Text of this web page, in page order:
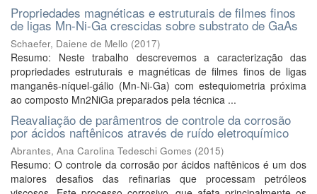
Propriedades magnéticas e estruturais de filmes finos
de ligas Mn-Ni-Ga crescidas sobre substrato de GaAs
Schaefer, Daiene de Mello (2017)
Resumo: Neste trabalho descrevemos a caracterização das
propriedades estruturais e magnéticas de filmes finos de ligas
manganês-níquel-gálio (Mn-Ni-Ga) com estequiometria próxima
ao composto Mn2NiGa preparados pela técnica ...
Reavaliação de parâmentros de controle da corrosão
por ácidos naftênicos através de ruído eletroquímico
Abrantes, Ana Carolina Tedeschi Gomes (2015)
Resumo: O controle da corrosão por ácidos naftênicos é um dos
maiores desafios das refinarias que processam petróleos